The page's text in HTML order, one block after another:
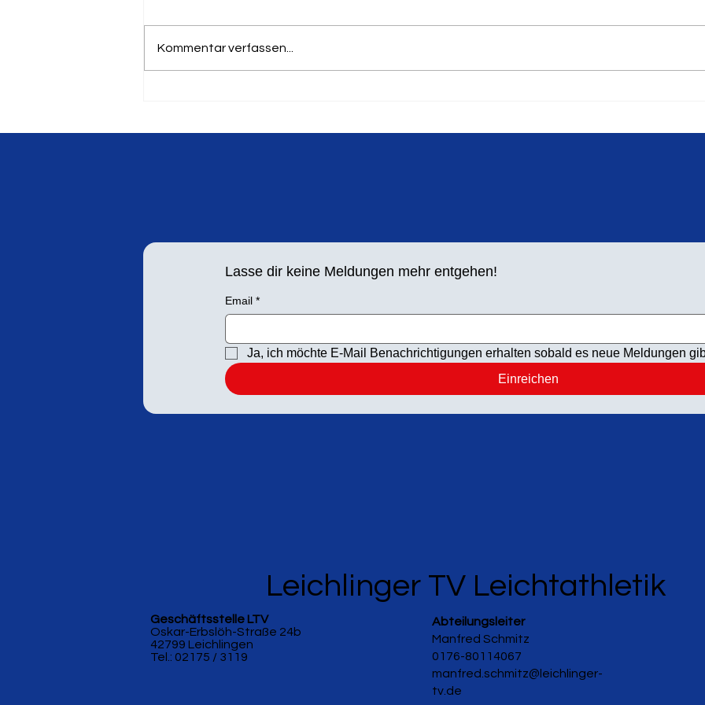
Werfertag zum 21. Mal in der
Kommentar verfassen...
Lasse dir keine Meldungen mehr entgehen!
Email *
Ja, ich möchte E-Mail Benachrichtigungen erhalten sobald es neue Meldungen
Einreichen
Geschäftsstelle LTV
Oskar-Erbslöh-Straße 24b
42799 Leichlingen
Tel.: 02175 / 3119
Abteilungsleiter
Manfred Schmitz
0176-80114067
manfred.schmitz@leichlinger-
tv.de
Leichlinger TV Leichtathletik